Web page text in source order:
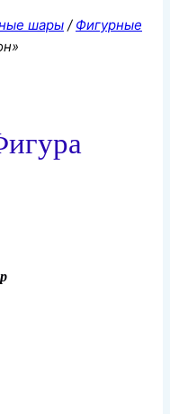
шары / Фигурные